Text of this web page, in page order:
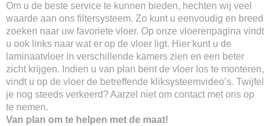
Om u de beste service te kunnen bieden, hechten wij veel
waarde aan ons filtersysteem. Zo kunt u eenvoudig en breed
zoeken naar uw favoriete vloer. Op onze vloerenpagina vindt
u ook links naar wat er op de vloer ligt. Hier kunt u de
laminaatvloer in verschillende kamers zien en een beter
zicht krijgen. Indien u van plan bent de vloer los te monteren,
vindt u op de vloer de betreffende kliksysteemvideo’s. Twijfel
je nog steeds verkeerd? Aarzel niet om contact met ons op
te nemen.
Van plan om te helpen met de maat!